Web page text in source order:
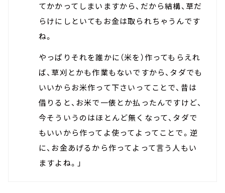
てかかってしまいますから、だから結構、草だ
らけにしといてもお金は取られちゃうんです
ね。
やっぱりそれを誰かに（米を）作ってもらえれ
ば、草刈とかも作業もないですから、タダでも
いいからお米作って下さいってことで、昔は
借りると、お米で一俵とか払ったんですけど、
今そういうのはほとんど無くなって、タダで
もいいから作ってよ使ってよってことで。逆
に、お金あげるから作ってよって言う人もい
ますよね。」